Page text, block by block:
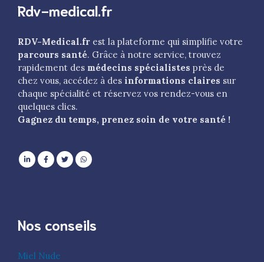
Rdv-medical.fr
RDV-Medical.fr est la plateforme qui simplifie votre
parcours santé. Grâce à notre service, trouvez
rapidement des médecins spécialistes près de
chez vous, accédez à des informations claires sur
chaque spécialité et réservez vos rendez-vous en
quelques clics.
Gagnez du temps, prenez soin de votre santé !
Nos conseils
Miel Nude